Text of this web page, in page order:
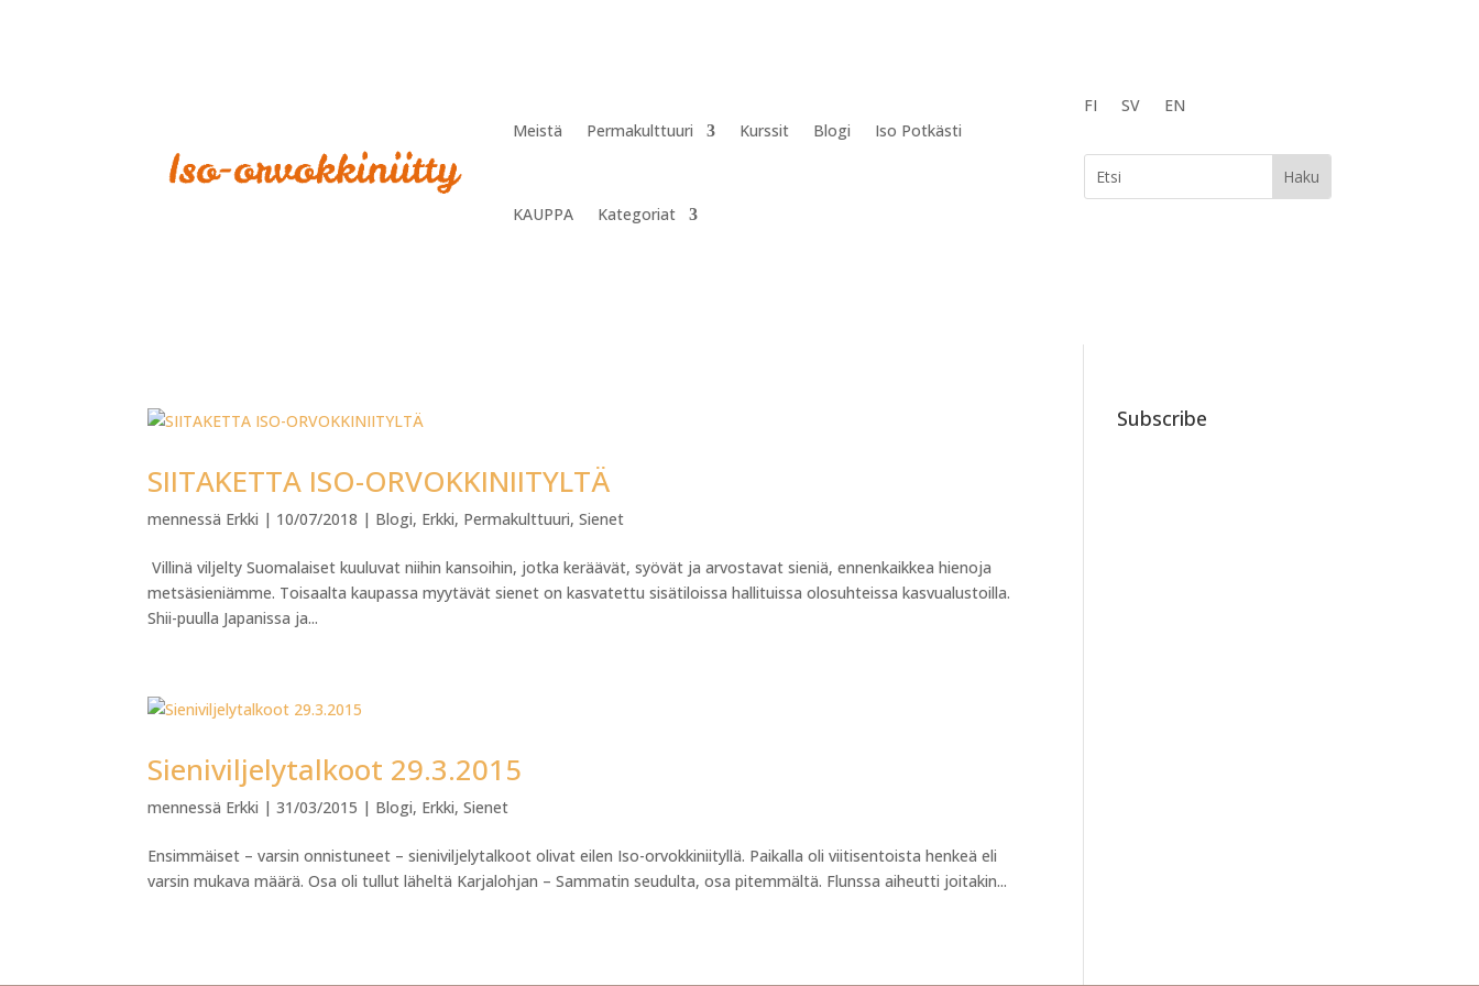
Meistä Permakulttuuri Kurssit Blogi Iso Potkästi
KAUPPA Kategoriat
FI SV EN
SIITAKETTA ISO-ORVOKKINIITYLTÄ
mennessä Erkki | 10/07/2018 | Blogi, Erkki, Permakulttuuri,Sienet
Villinä viljelty Suomalaiset kuuluvat niihin kansoihin, jotka keräävät, syövät ja arvostavat sieniä, ennenkaikkea hienoja
metsäsieniämme. Toisaalta kaupassa myytävät sienet on kasvatettu sisätiloissa hallituissa olosuhteissa kasvualustoilla.
Shii-puulla Japanissa ja...
Sieniviljelytalkoot 29.3.2015
mennessä Erkki |31/03/2015 | Blogi, Erkki,Sienet
Ensimmäiset – varsin onnistuneet – sieniviljelytalkoot olivat eilen Iso-orvokkiniityllä. Paikalla oli viitisentoista henkeä eli
varsin mukava määrä. Osa oli tullut läheltä Karjalohjan – Sammatin seudulta, osa pitemmältä. Flunssa aiheutti joitakin...
Subscribe